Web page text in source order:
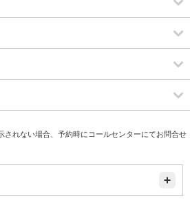
れない場合、予約時にコールセンターにてお問合せ